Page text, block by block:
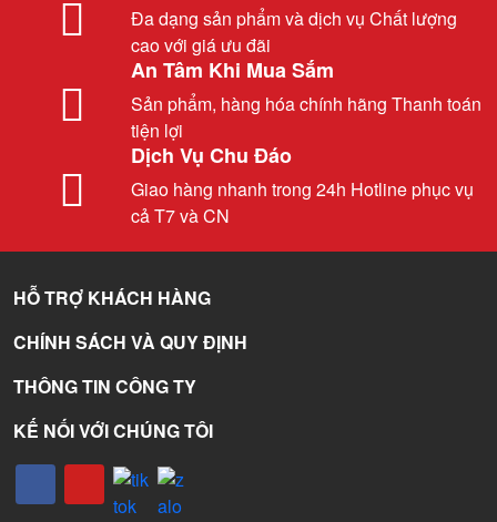
Đa dạng sản phẩm và dịch vụ Chất lượng
cao với giá ưu đãi
An Tâm Khi Mua Sắm
Sản phẩm, hàng hóa chính hãng Thanh toán
tiện lợi
Dịch Vụ Chu Đáo
Giao hàng nhanh trong 24h Hotline phục vụ
cả T7 và CN
HỖ TRỢ KHÁCH HÀNG
CHÍNH SÁCH VÀ QUY ĐỊNH
THÔNG TIN CÔNG TY
KẾ NỐI VỚI CHÚNG TÔI